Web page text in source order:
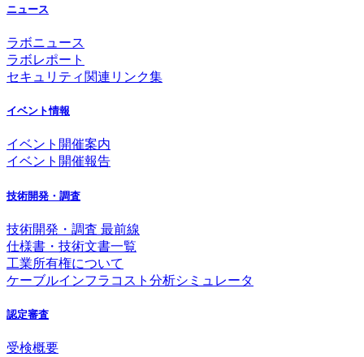
ニュース
ラボニュース
ラボレポート
セキュリティ関連リンク集
イベント情報
イベント開催案内
イベント開催報告
技術開発・調査
技術開発・調査 最前線
仕様書・技術文書一覧
工業所有権について
ケーブルインフラコスト分析シミュレータ
認定審査
受検概要